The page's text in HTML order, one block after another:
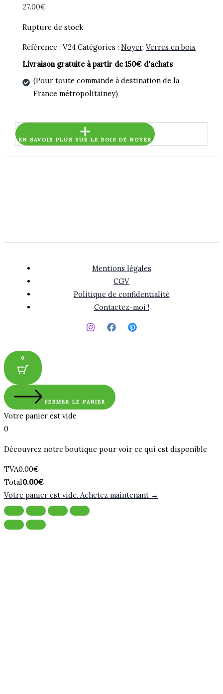
27.00€
Rupture de stock
Référence :V24 Catégories :Noyer,Verres en bois
Livraison gratuite à partir de 150€ d'achats
(Pour toute commande à destination de la
France métropolitainey)
EN SAVOIR PLUS SUR LE BOIS DE NOYER
Mentions légales
CGV
Politique de confidentialité
Contactez-moi !
0
FERMER LE PANIER
Votre panier est vide
0
Découvrez notre boutique pour voir ce qui est disponible
Montant
de
la
taxe:
TVA0.00€
Total
du
panier:
Total0.00€
Votre panier est vide. Achetez maintenant →